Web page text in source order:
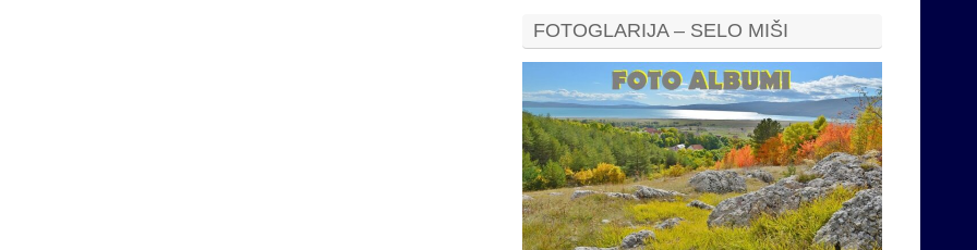
FOTOGLARIJA – SELO MIŠI